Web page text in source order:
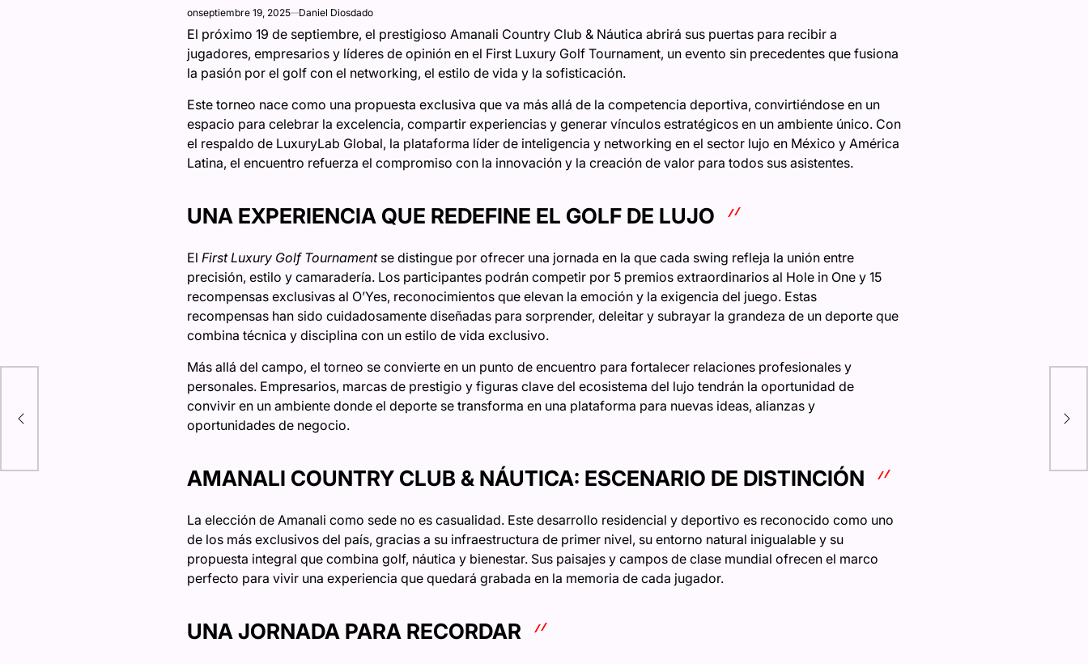
onseptiembre 19, 2025 Daniel Diosdado
El próximo 19 de septiembre, el prestigioso Amanali Country Club & Náutica abrirá sus puertas para recibir a
jugadores, empresarios y líderes de opinión en el First Luxury Golf Tournament, un evento sin precedentes que fusiona
la pasión por el golf con el networking, el estilo de vida y la sofisticación.
Este torneo nace como una propuesta exclusiva que va más allá de la competencia deportiva, convirtiéndose en un
espacio para celebrar la excelencia, compartir experiencias y generar vínculos estratégicos en un ambiente único. Con
el respaldo de LuxuryLab Global, la plataforma líder de inteligencia y networking en el sector lujo en México y América
Latina, el encuentro refuerza el compromiso con la innovación y la creación de valor para todos sus asistentes.
UNA EXPERIENCIA QUE REDEFINE EL GOLF DE LUJO
El First Luxury Golf Tournamentse distingue por ofrecer una jornada en la que cada swing refleja la unión entre
precisión, estilo y camaradería. Los participantes podrán competir por 5 premios extraordinarios al Hole in One y 15
recompensas exclusivas al O’Yes, reconocimientos que elevan la emoción y la exigencia del juego. Estas
recompensas han sido cuidadosamente diseñadas para sorprender, deleitar y subrayar la grandeza de un deporte que
combina técnica y disciplina con un estilo de vida exclusivo.
Más allá del campo, el torneo se convierte en un punto de encuentro para fortalecer relaciones profesionales y
personales. Empresarios, marcas de prestigio y figuras clave del ecosistema del lujo tendrán la oportunidad de
convivir en un ambiente donde el deporte se transforma en una plataforma para nuevas ideas, alianzas y
oportunidades de negocio.
AMANALI COUNTRY CLUB & NÁUTICA: ESCENARIO DE DISTINCIÓN
La elección de Amanali como sede no es casualidad. Este desarrollo residencial y deportivo es reconocido como uno
de los más exclusivos del país, gracias a su infraestructura de primer nivel, su entorno natural inigualable y su
propuesta integral que combina golf, náutica y bienestar. Sus paisajes y campos de clase mundial ofrecen el marco
perfecto para vivir una experiencia que quedará grabada en la memoria de cada jugador.
UNA JORNADA PARA RECORDAR